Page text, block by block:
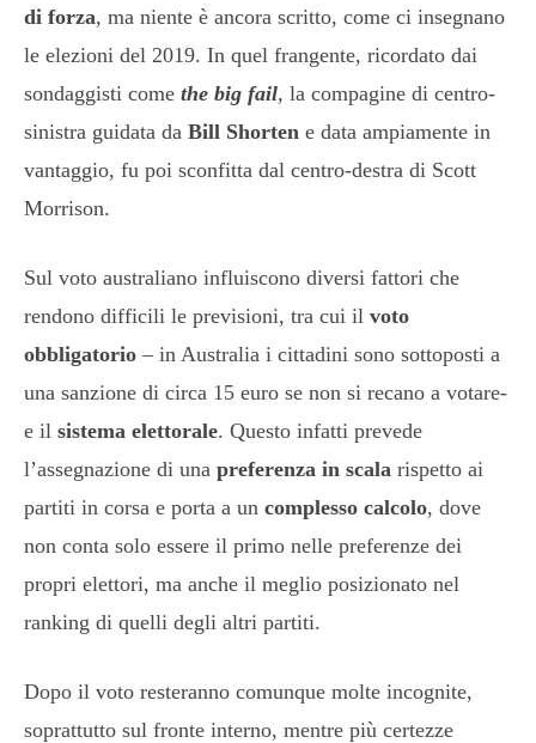
di forza, ma niente è ancora scritto, come ci insegnano
le elezioni del 2019. In quel frangente, ricordato dai
sondaggisti come the big fail, la compagine di centro-
sinistra guidata da Bill Shorten e data ampiamente in
vantaggio, fu poi sconfitta dal centro-destra di Scott
Morrison.
Sul voto australiano influiscono diversi fattori che
rendono difficili le previsioni, tra cui il voto
obbligatorio – in Australia i cittadini sono sottoposti a
una sanzione di circa 15 euro se non si recano a votare-
e il sistema elettorale. Questo infatti prevede
l’assegnazione di una preferenza in scala rispetto ai
partiti in corsa e porta a un complesso calcolo, dove
non conta solo essere il primo nelle preferenze dei
propri elettori, ma anche il meglio posizionato nel
ranking di quelli degli altri partiti.
Dopo il voto resteranno comunque molte incognite,
soprattutto sul fronte interno, mentre più certezze